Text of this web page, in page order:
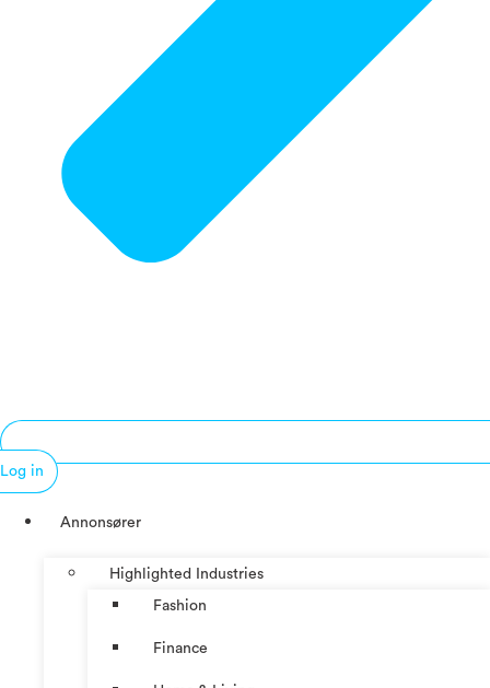
Log in
Annonsører
Highlighted Industries
Fashion
Finance